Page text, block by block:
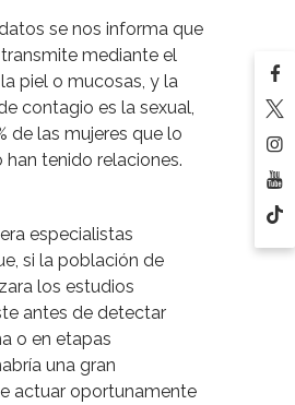
se nos informa que
mediante el
piel o mucosas, y la
contagio es la sexual,
de las mujeres que lo
han tenido relaciones.
especialistas
si la población de
los estudios
antes de detectar
o en etapas
una gran
actuar oportunamente